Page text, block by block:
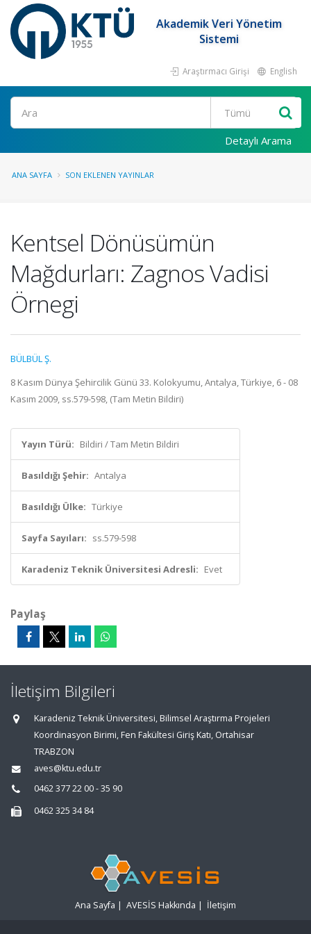
Akademik Veri Yönetim
Sistemi
Araştırmacı Girişi English
Ara
Detaylı Arama
ANA SAYFA SON EKLENEN YAYINLAR
Kentsel Dönüsümün
Mağdurları: Zagnos Vadisi
Örnegi
BÜLBÜL Ş.
8 Kasım Dünya Şehircilik Günü 33. Kolokyumu, Antalya, Türkiye, 6 - 08
Kasım 2009, ss.579-598, (Tam Metin Bildiri)
Yayın Türü: Bildiri / Tam Metin Bildiri
Basıldığı Şehir: Antalya
Basıldığı Ülke: Türkiye
Sayfa Sayıları: ss.579-598
Karadeniz Teknik Üniversitesi Adresli: Evet
Paylaş
İletişim Bilgileri
Karadeniz Teknik Üniversitesi, Bilimsel Araştırma Projeleri
Koordinasyon Birimi, Fen Fakültesi Giriş Katı, Ortahisar
TRABZON
aves@ktu.edu.tr
0462 377 22 00 - 35 90
0462 325 34 84
Ana Sayfa | AVESİS Hakkında | İletişim